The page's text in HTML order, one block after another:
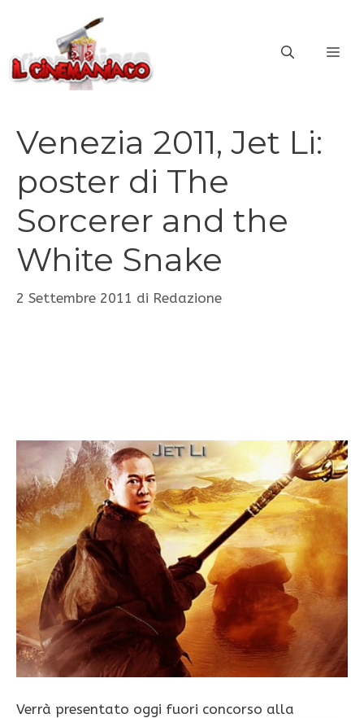
contenuto
Venezia 2011, Jet Li:
poster di The
Sorcerer and the
White Snake
2 Settembre 2011 di Redazione
Verrà presentato oggi fuori concorso alla